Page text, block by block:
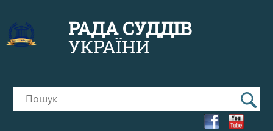
РАДА СУДДІВ
УКРАЇНИ